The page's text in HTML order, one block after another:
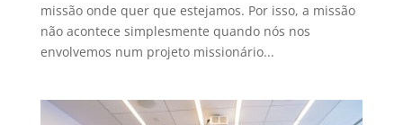
missão onde quer que estejamos. Por isso, a missão
não acontece simplesmente quando nós nos
envolvemos num projeto missionário...